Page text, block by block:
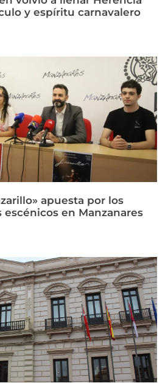
y espíritu carnavalero
apuesta por los
en Manzanares